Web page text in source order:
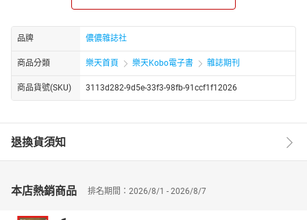
上海是香奈兒《Mademoiselle Privé》特展的最新一站，將與品牌相
關的符碼一一解碼。受邀觀賞的張鈞甯，亦與我們分享了許多這次
感動心得！
Fashion
彗星來的那一夜
彗星來的那一夜，她屏息以待，降落這個從遠方看來生意盎然，美
時尚，不一定快就是好
面對全球景氣的疲軟與消費者習慣的改變，快時尚品牌已不再像十
年前般賺錢的容易，下一步該怎麼走，考驗品牌的智慧。
Beauty
品牌 儂儂雜誌社
商品分類 樂天首頁 樂天Kobo電子書 雜誌期刊
商品貨號(SKU) 3113d282-9d5e-33f3-98fb-91ccf1f12026
退換貨須知
本店熱銷商品 排名期間：2026/8/1 - 2026/8/7